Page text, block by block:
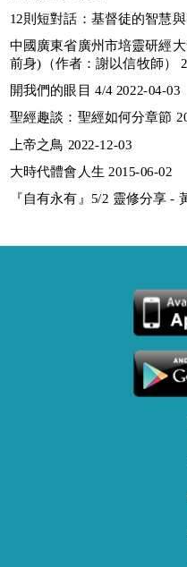
12則短對話：基督徒的智慧
中國廣東省廣州市培靈研經
前身)（作者：謝以信牧師）
開我們的眼目 4/4 2022-04-03
聖經趣談：聖經如何分章節
上帝之鳥 2022-12-03
大時代體會人生 2015-06-02
『自有永有』5/2 靈修分享 -